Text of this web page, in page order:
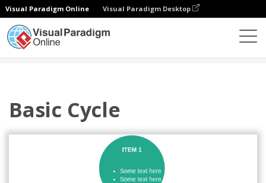
Visual Paradigm Online Visual Paradigm Desktop
Basic Cycle